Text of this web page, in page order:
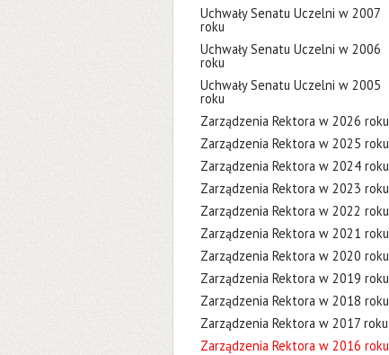
Uchwały Senatu Uczelni w 2007
roku
Uchwały Senatu Uczelni w 2006
roku
Uchwały Senatu Uczelni w 2005
roku
Zarządzenia Rektora w 2026 roku
Zarządzenia Rektora w 2025 roku
Zarządzenia Rektora w 2024 roku
Zarządzenia Rektora w 2023 roku
Zarządzenia Rektora w 2022 roku
Zarządzenia Rektora w 2021 roku
Zarządzenia Rektora w 2020 roku
Zarządzenia Rektora w 2019 roku
Zarządzenia Rektora w 2018 roku
Zarządzenia Rektora w 2017 roku
Zarządzenia Rektora w 2016 roku